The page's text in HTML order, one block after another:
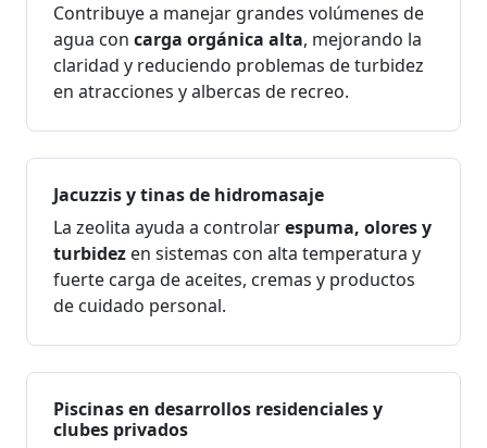
Contribuye a manejar grandes volúmenes de
agua con carga orgánica alta, mejorando la
claridad y reduciendo problemas de turbidez
en atracciones y albercas de recreo.
Jacuzzis y tinas de hidromasaje
La zeolita ayuda a controlarespuma, olores y
turbidez en sistemas con alta temperatura y
fuerte carga de aceites, cremas y productos
de cuidado personal.
Piscinas en desarrollos residenciales y
clubes privados